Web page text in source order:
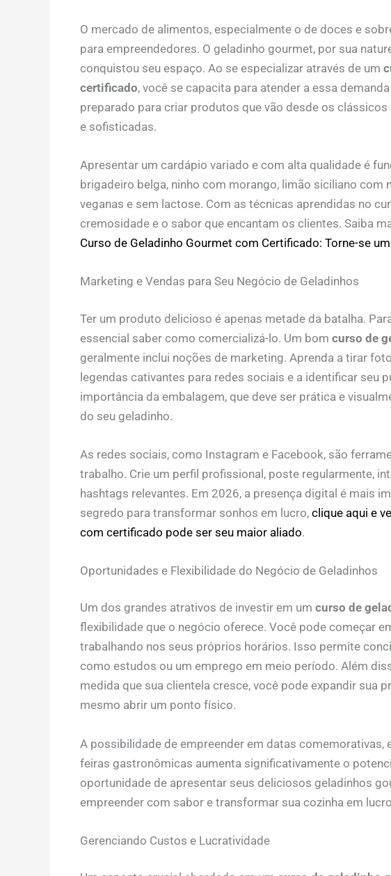
O mercado de alimentos, especialmente o de doces e
para empreendedores. O geladinho gourmet, por sua
conquistou seu espaço. Ao se especializar através de um
certificado, você se capacita para atender a essa
preparado para criar produtos que vão desde os
e sofisticadas.
Apresentar um cardápio variado e com alta qualidade é
brigadeiro belga, ninho com morango, limão siciliano com
veganas e sem lactose. Com as técnicas aprendidas no
cremosidade e o sabor que encantam os clientes. Saiba
Curso de Geladinho Gourmet com Certificado: Torne-se
Marketing e Vendas para Seu Negócio de Geladinhos
Ter um produto delicioso é apenas metade da batalha.
essencial saber como comercializá-lo. Um bom curso de
geralmente inclui noções de marketing. Aprenda a tirar
legendas cativantes para redes sociais e a identificar seu
importância da embalagem, que deve ser prática e
do seu geladinho.
As redes sociais, como Instagram e Facebook, são
trabalho. Crie um perfil profissional, poste regularmente,
hashtags relevantes. Em 2026, a presença digital é mais
segredo para transformar sonhos em lucro, clique aqui e
com certificado pode ser seu maior aliado.
Oportunidades e Flexibilidade do Negócio de Geladinhos
Um dos grandes atrativos de investir em um curso de
flexibilidade que o negócio oferece. Você pode começar
trabalhando nos seus próprios horários. Isso permite
como estudos ou um emprego em meio período. Além
medida que sua clientela cresce, você pode expandir sua
mesmo abrir um ponto físico.
A possibilidade de empreender em datas
feiras gastronômicas aumenta significativamente o
oportunidade de apresentar seus deliciosos geladinhos
empreender com sabor e transformar sua cozinha em
Gerenciando Custos e Lucratividade